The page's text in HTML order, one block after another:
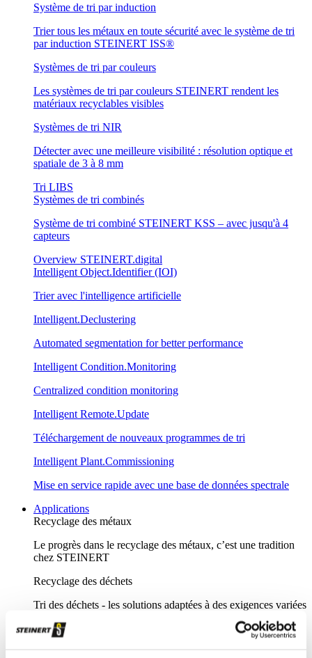
Système de tri par induction
Trier tous les métaux en toute sécurité avec le système de tri
par induction STEINERT ISS®
Systèmes de tri par couleurs
Les systèmes de tri par couleurs STEINERT rendent les
matériaux recyclables visibles
Systèmes de tri NIR
Détecter avec une meilleure visibilité : résolution optique et
spatiale de 3 à 8 mm
Tri LIBS
Systèmes de tri combinés
Système de tri combiné STEINERT KSS – avec jusqu'à 4
capteurs
Overview STEINERT.digital
Intelligent Object.Identifier (IOI)
Trier avec l'intelligence artificielle
Intelligent.Declustering
Automated segmentation for better performance
Intelligent Condition.Monitoring
Centralized condition monitoring
Intelligent Remote.Update
Téléchargement de nouveaux programmes de tri
Intelligent Plant.Commissioning
Mise en service rapide avec une base de données spectrale
Applications
Recyclage des métaux
Le progrès dans le recyclage des métaux, c’est une tradition
chez STEINERT
Recyclage des déchets
Tri des déchets - les solutions adaptées à des exigences variées
Recyclage du verre